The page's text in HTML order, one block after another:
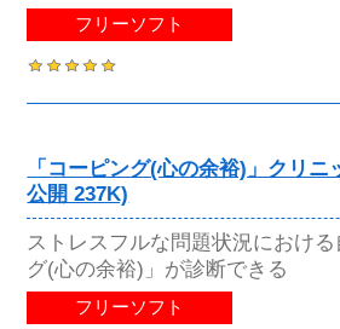
フリーソフト
「コーピング(心の余裕)」クリニ
公開 237K)
ストレスフルな問題状況におけ
グ(心の余裕)」が診断できる
フリーソフト